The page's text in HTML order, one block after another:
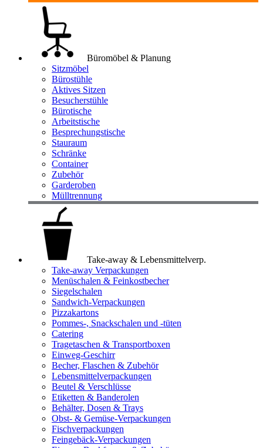
Büromöbel & Planung
Sitzmöbel
Bürostühle
Aktives Sitzen
Besucherstühle
Bürotische
Arbeitstische
Besprechungstische
Stauraum
Schränke
Container
Zubehör
Garderoben
Mülltrennung
Take-away & Lebensmittelverp.
Take-away Verpackungen
Menüschalen & Feinkostbecher
Siegelschalen
Sandwich-Verpackungen
Pizzakartons
Pommes-, Snackschalen und -tüten
Catering
Tragetaschen & Transportboxen
Einweg-Geschirr
Becher, Flaschen & Zubehör
Lebensmittelverpackungen
Beutel & Verschlüsse
Etiketten & Banderolen
Behälter, Dosen & Trays
Obst- & Gemüse-Verpackungen
Fischverpackungen
Feingebäck-Verpackungen